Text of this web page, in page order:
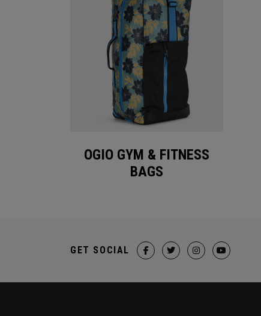
OGIO GYM & FITNESS
BAGS
GET SOCIAL